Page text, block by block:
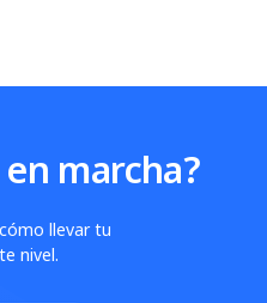
marcha?
llevar tu
nivel.